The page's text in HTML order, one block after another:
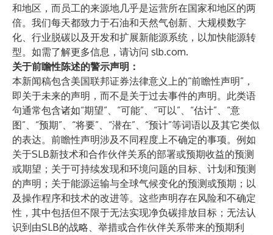
和地区，而员工的来源地几乎是运营所在国家和地区的两
倍。我们每天都致力于石油和天然气创新、大规模数字
化、行业脱碳以及开发和扩展新能源系统，以加快能源转
型。如需了解更多信息，请访问 slb.com.
关于前瞻性陈述的警示声明：
本新闻稿包含美国联邦证券法律意义上的“前瞻性声明”，
即关于未来的声明，而不是关于过去事件的声明。此类语
句通常包含诸如“期望”、“可能”、“可以”、“估计”、“意
图”、“预期”、“将要”、“潜在”、“预计”等词语以及其它类似
的表达。前瞻性声明涉及不同程度上不确定的事项。例如
关于SLB新技术和合作伙伴关系的部署或预期收益的预测
或期望；关于可持续发现和环境问题的目标、计划和预测
的声明；关于能源运输与全球气候变化的预测或预期；以
及操作程序和技术的改进等。这些声明存在风险和不确定
性，其中包括但不限于无法实现净负碳排放目标；无法认
识到由SLB的战略、举措或合作伙伴关系带来的预期利